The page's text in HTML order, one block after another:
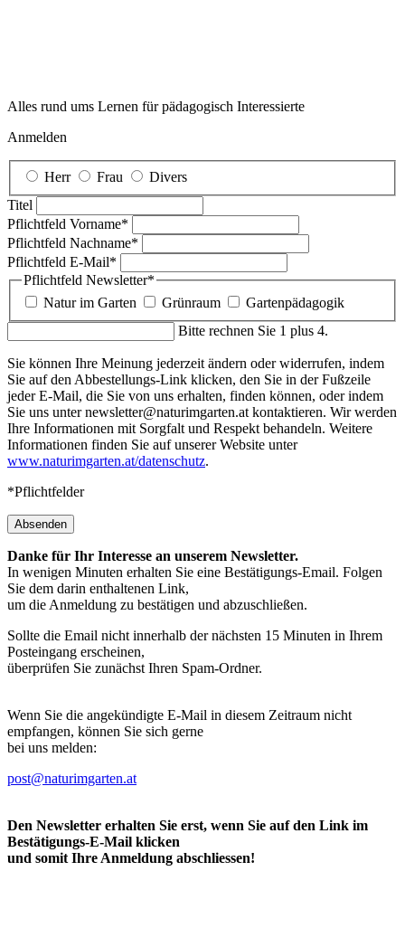
Alles rund ums Lernen für pädagogisch Interessierte
Anmelden
Herr Frau
Divers
Titel
Pflichtfeld Vorname*
Pflichtfeld Nachname*
Pflichtfeld E-Mail*
Pflichtfeld Newsletter*
Natur im Garten
Grünraum
Gartenpädagogik
Bitte rechnen Sie 1 plus 4.
Sie können Ihre Meinung jederzeit ändern oder widerrufen, indem
Sie auf den Abbestellungs-Link klicken, den Sie in der Fußzeile
jeder E-Mail, die Sie von uns erhalten, finden können, oder indem
Sie uns unter newsletter@naturimgarten.at kontaktieren. Wir werden
Ihre Informationen mit Sorgfalt und Respekt behandeln. Weitere
Informationen finden Sie auf unserer Website unter
www.naturimgarten.at/datenschutz.
*Pflichtfelder
Absenden
Danke für Ihr Interesse an unserem Newsletter.
In wenigen Minuten erhalten Sie eine Bestätigungs-Email. Folgen
Sie dem darin enthaltenen Link,
um die Anmeldung zu bestätigen und abzuschließen.
Sollte die Email nicht innerhalb der nächsten 15 Minuten in Ihrem
Posteingang erscheinen,
überprüfen Sie zunächst Ihren Spam-Ordner.
Wenn Sie die angekündigte E-Mail in diesem Zeitraum nicht
empfangen, können Sie sich gerne
bei uns melden:
post@naturimgarten.at
Den Newsletter erhalten Sie erst, wenn Sie auf den Link im
Bestätigungs-E-Mail klicken
und somit Ihre Anmeldung abschliessen!